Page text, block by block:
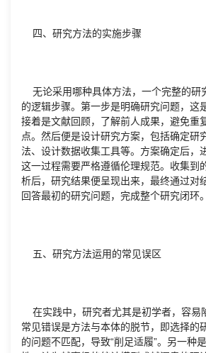
四、研究方法的实施步骤
无论采用哪种具体方法，一个完整的研
的逻辑步骤。第一步是明确研究问题，这
接着是文献回顾，了解前人成果，避免重
点。然后便是设计研究方案，包括确定研
法、设计数据收集工具等。方案确定后，
这一过程需要严格遵循伦理规范。收集到
析后，研究结果便呈现出来，最终通过对
回答最初的研究问题，完成整个研究闭环。
五、研究方法运用的常见误区
在实践中，研究者尤其是初学者，容易
常见错误是方法与本体的脱节，即选择的
的问题不匹配，导致“削足适履”。另一种